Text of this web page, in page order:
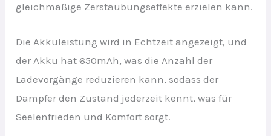
gleichmäßige Zerstäubungseffekte erzielen kann.
Die Akkuleistung wird in Echtzeit angezeigt, und
der Akku hat 650mAh, was die Anzahl der
Ladevorgänge reduzieren kann, sodass der
Dampfer den Zustand jederzeit kennt, was für
Seelenfrieden und Komfort sorgt.